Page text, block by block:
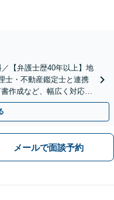
【弁護士歴40年以上】地
士・不動産鑑定士と連携
作成など、幅広く対応し
メールで面談予約